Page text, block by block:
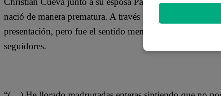
nació de manera prematura. A través de sus redes
presentación, pero fue el sentido mensaje de la
seguidores.